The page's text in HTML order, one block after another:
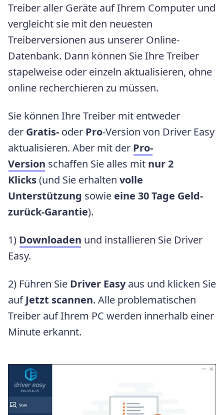
Treiber aller Geräte auf Ihrem Computer und
vergleicht sie mit den neuesten
Treiberversionen aus unserer Online-
Datenbank. Dann können Sie Ihre Treiber
stapelweise oder einzeln aktualisieren, ohne
online recherchieren zu müssen.
Sie können Ihre Treiber mit entweder
der Gratis- oder Pro-Version von Driver Easy
aktualisieren. Aber mit der Pro-
Version schaffen Sie alles mit nur 2
Klicks(und Sie erhalten volle
Unterstützung sowie eine 30 Tage Geld-
zurück-Garantie).
1) Downloaden und installieren Sie Driver
Easy.
2) Führen Sie Driver Easyaus und klicken Sie
aufJetzt scannen. Alle problematischen
Treiber auf Ihrem PC werden innerhalb einer
Minute erkannt.